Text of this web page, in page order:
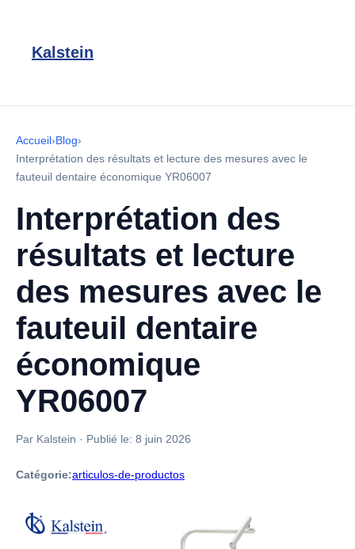
Kalstein
Accueil›Blog›
Interprétation des résultats et lecture des mesures avec le
fauteuil dentaire économique YR06007
Interprétation des
résultats et lecture
des mesures avec le
fauteuil dentaire
économique
YR06007
Par Kalstein · Publié le: 8 juin 2026
Catégorie:articulos-de-productos